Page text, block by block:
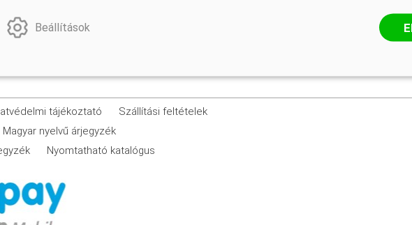
tájékoztató
Szállítási feltételek
Magyar nyelvű árjegyzék
Nyomtatható katalógus
Beállítások